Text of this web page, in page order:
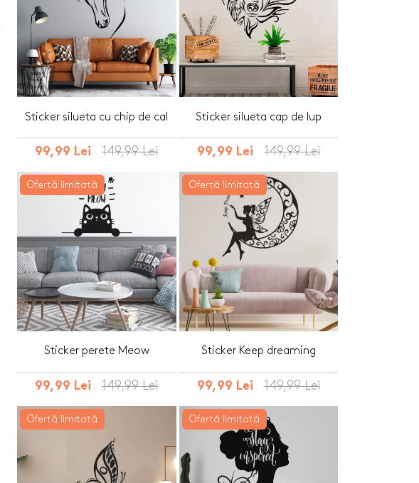
Sticker silueta cu chip de cal
99,99 Lei 149,99 Lei
Sticker silueta cap de lup
99,99 Lei 149,99 Lei
Ofertă limitată
Sticker perete Meow
99,99 Lei 149,99 Lei
Ofertă limitată
Sticker Keep dreaming
99,99 Lei 149,99 Lei
Ofertă limitată Ofertă limitată